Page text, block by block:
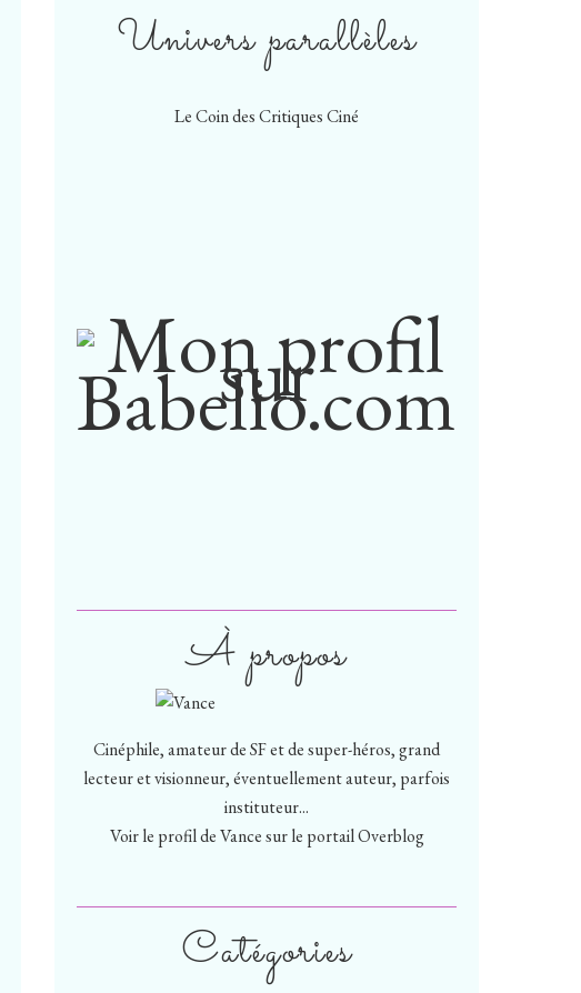
Catégories
À propos
Cinéphile, amateur de SF et de super-héros, grand
lecteur et visionneur, éventuellement auteur, parfois
instituteur...
Voir le profil deVancesur le portail Overblog
Univers parallèles
Le Coin des Critiques Ciné